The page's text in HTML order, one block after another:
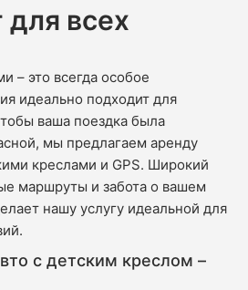
всех
– это всегда особое
идеально подходит для
ваша поездка была
мы предлагаем аренду
креслами и GPS. Широкий
маршруты и забота о вашем
нашу услугу идеальной для
с детским креслом –